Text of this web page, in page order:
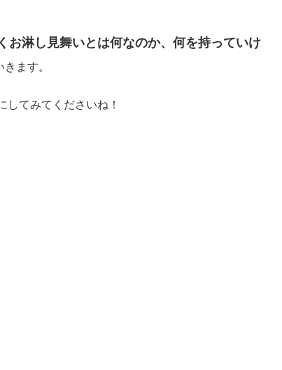
お淋し見舞いとは何なのか、何を持っていけ
ます。
てみてくださいね！